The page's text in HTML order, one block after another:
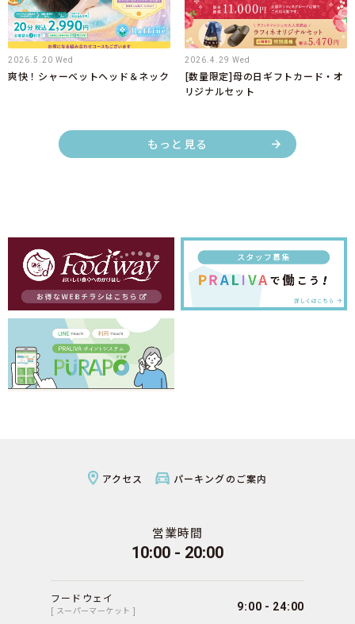
2026.5.20 Wed
爽快！シャーベットヘッド＆ネック
2026.4.29 Wed
[数量限定]母の日ギフトカード・オ
リジナルセット
もっと見る
アクセス パーキングのご案内
営業時間
10:00 - 20:00
フードウェイ
[ スーパーマーケット ] 9:00 - 24:00